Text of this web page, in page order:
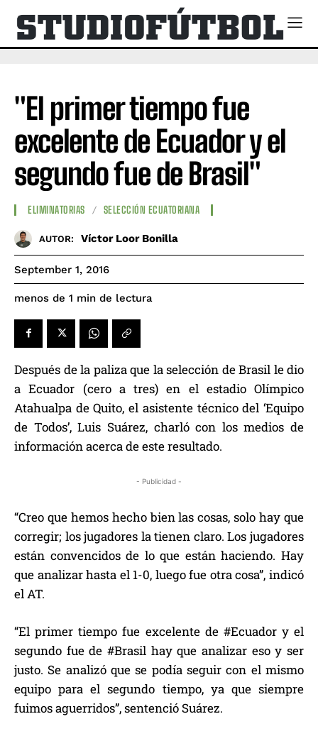
"El primer tiempo fue
excelente de Ecuador y el
segundo fue de Brasil"
ELIMINATORIAS SELECCIÓN ECUATORIANA
AUTOR: Víctor Loor Bonilla
September 1, 2016
menos de 1 min de lectura
Después de la paliza que la selección de Brasil le dio
a Ecuador (cero a tres) en el estadio Olímpico
Atahualpa de Quito, el asistente técnico del ‘Equipo
de Todos’, Luis Suárez, charló con los medios de
información acerca de este resultado.
- Publicidad -
“Creo que hemos hecho bien las cosas, solo hay que
corregir; los jugadores la tienen claro. Los jugadores
están convencidos de lo que están haciendo. Hay
que analizar hasta el 1-0, luego fue otra cosa”, indicó
el AT.
“El primer tiempo fue excelente de #Ecuador y el
segundo fue de #Brasil hay que analizar eso y ser
justo. Se analizó que se podía seguir con el mismo
equipo para el segundo tiempo, ya que siempre
fuimos aguerridos”, sentenció Suárez.